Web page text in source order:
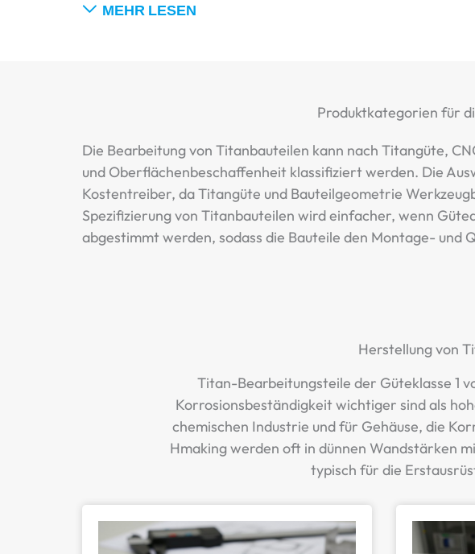
MEHR LESEN
Produktkategorien für
Die Bearbeitung von Titanbauteilen kann nach Titangüte,
und Oberflächenbeschaffenheit klassifiziert werden. Die
Kostentreiber, da Titangüte und Bauteilgeometrie
Spezifizierung von Titanbauteilen wird einfacher, wenn
abgestimmt werden, sodass die Bauteile den Montage- und
Herstellung von
Titan-Bearbeitungsteile der Güteklasse 1
Korrosionsbeständigkeit wichtiger sind als
chemischen Industrie und für Gehäuse, die
Hmaking werden oft in dünnen Wandstärken
typisch für die